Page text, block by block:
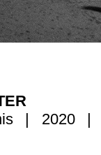
| 2020 |